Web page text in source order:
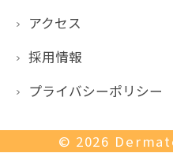
アクセス
採用情報
プライバシーポリシー
© 2026